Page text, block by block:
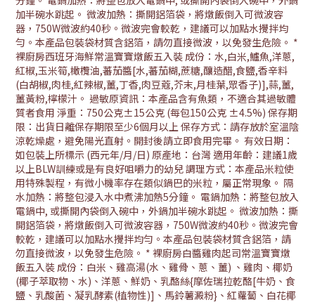
加半碗水跳起。 微波加熱：撕開鋁箔袋，將燉飯倒入可微波容
器，750W微波約40秒。微波完會較乾，建議可以加點水攪拌均
勻。本產品包裝袋材質含鋁箔，請勿直接微波，以免發生危險。 *
裸廚房西班牙海鮮常溫寶寶燉飯五入裝 成份：水,白米,鱸魚,洋蔥,
紅椒,玉米筍,橄欖油,蕃茄醬[水,蕃茄糊,蔗糖,釀造醋,食鹽,香辛料
(白胡椒,肉桂,紅辣椒,薑,丁香,肉豆蔻,芥末,月桂葉,眾香子)],蒜,薑,
薑黃粉,檸檬汁。 過敏原資訊：本產品含有魚類，不適合其過敏體
質者食用 淨重：750公克±15公克 (每包150公克 ±4.5%) 保存期
限：出貨日離保存期限至少6個月以上 保存方式：請存放於室溫陰
涼乾燥處，避免陽光直射。開封後請立即食用完畢。 有效日期：
如包裝上所標示 (西元年/月/日) 原產地：台灣 適用年齡：建議1歲
以上BLW訓練或是有良好咀嚼力的幼兒 調理方式：本產品米粒使
用特殊製程，有微小機率存在類似鍋巴的米粒，屬正常現象。 隔
水加熱：將整包浸入水中煮沸加熱5分鐘。 電鍋加熱：將整包放入
電鍋中, 或撕開內袋倒入碗中，外鍋加半碗水跳起。 微波加熱：撕
開鋁箔袋，將燉飯倒入可微波容器，750W微波約40秒。微波完會
較乾，建議可以加點水攪拌均勻。本產品包裝袋材質含鋁箔，請
勿直接微波，以免發生危險。 * 裸廚房白醬雞肉起司常溫寶寶燉
飯五入裝 成份：白米、雞高湯(水、雞骨、蔥、薑) 、雞肉、椰奶
(椰子萃取物、水)、洋蔥、鮮奶、乳酪絲{摩佐瑞拉乾酪[牛奶、食
鹽、乳酸菌、凝乳酵素(植物性)]、馬鈴薯澱粉}、紅蘿蔔、白花椰